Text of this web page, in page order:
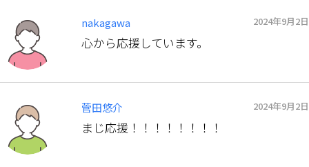
nakagawa 2024年9月2日
心から応援しています。
菅田悠介 2024年9月2日
まじ応援！！！！！！！！